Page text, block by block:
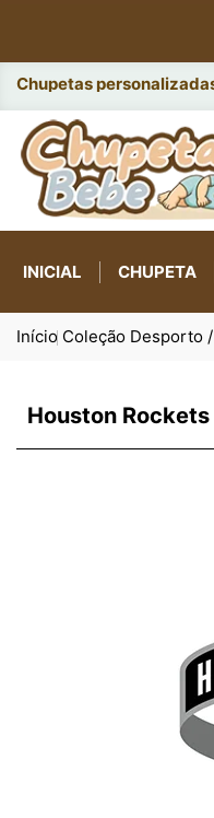
Chupetas
INICIAL CHUPETA
Início Coleção Desporto
Houston Rockets